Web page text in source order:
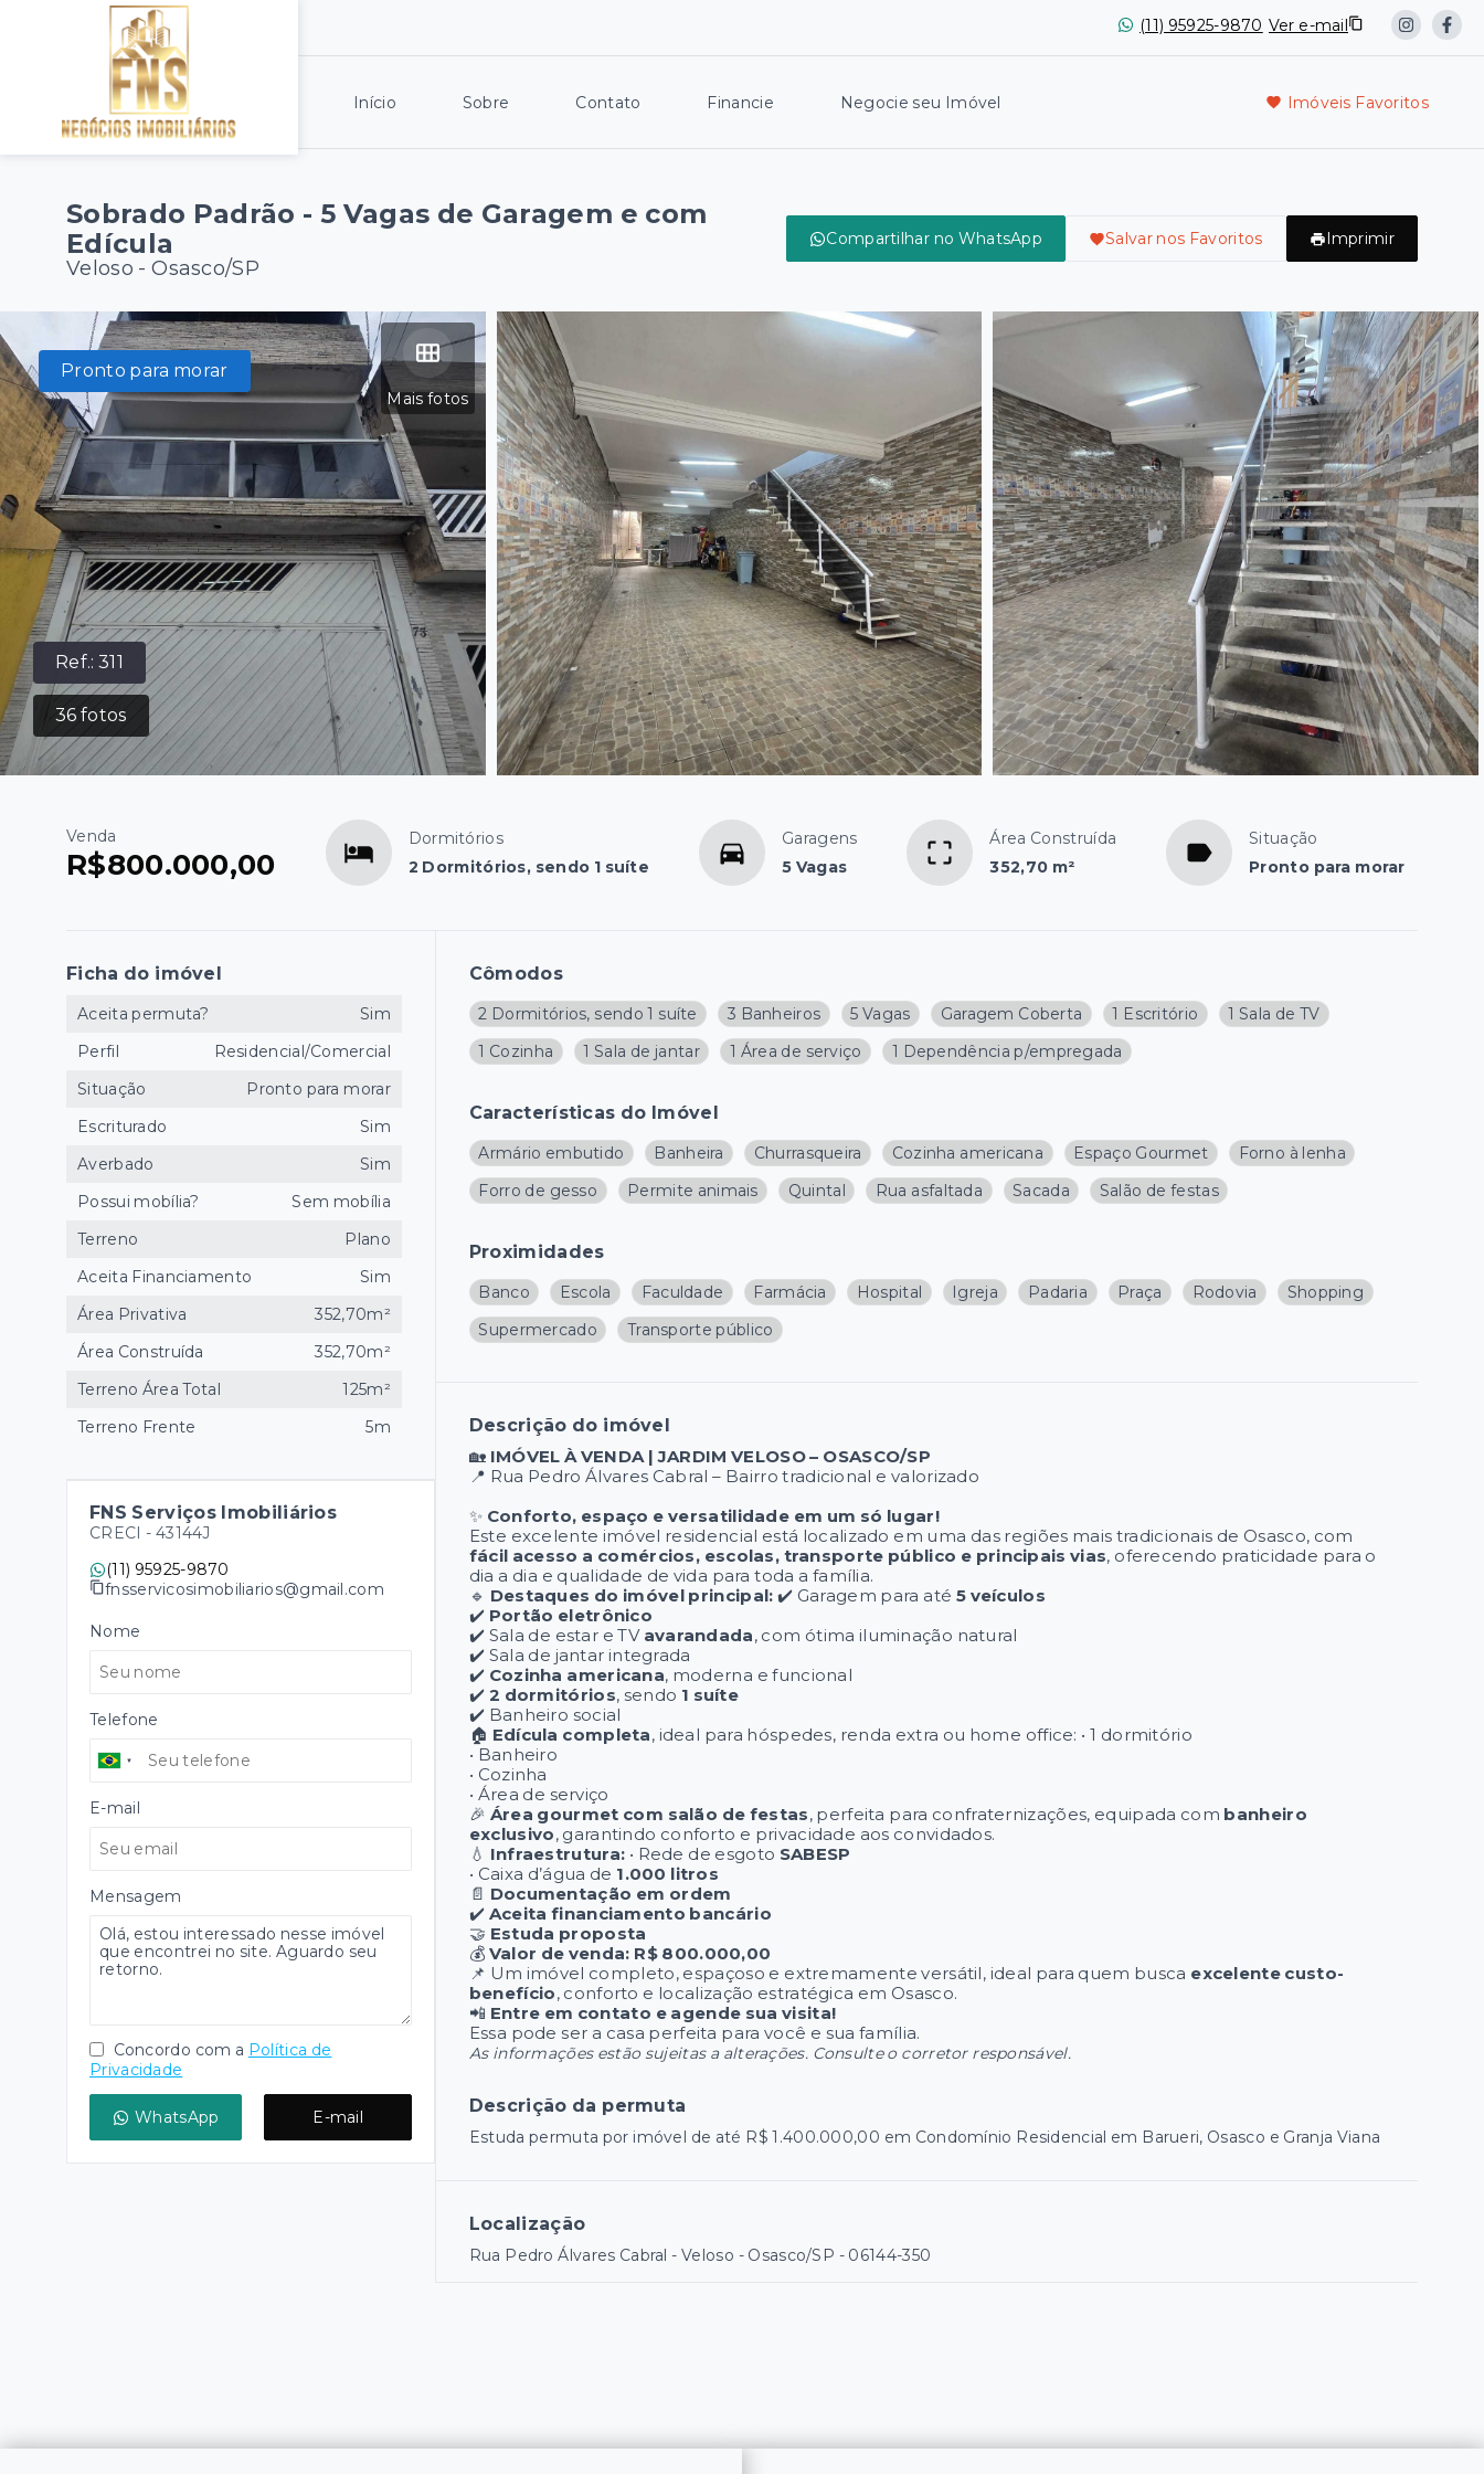
(11) 95925-9870 Ver e-mail
Início Sobre Contato Financie Negocie seu Imóvel Imóveis Favoritos
Sobrado Padrão - 5 Vagas de Garagem e com
Edícula
Veloso - Osasco/SP
Compartilhar no WhatsApp Salvar nos Favoritos Imprimir
Ref.:311
36 fotos
Mais fotos
Pronto para morar
Venda
R$800.000,00
Dormitórios
2 Dormitórios, sendo 1 suíte
Garagens
5 Vagas
Área Construída
352,70 m²
Situação
Pronto para morar
Cômodos
2 Dormitórios, sendo 1 suíte 3 Banheiros 5 Vagas Garagem Coberta 1 Escritório
1 Sala de TV
1 Cozinha
1 Sala de jantar 1 Área de serviço 1 Dependência p/empregada
Características do Imóvel
Armário embutido Banheira Churrasqueira Cozinha americana Espaço Gourmet
Forno à lenha
Forro de gesso
Permite animais Quintal Rua asfaltada Sacada Salão de festas
Proximidades
Banco Escola Faculdade Farmácia Hospital Igreja Padaria Praça Rodovia
Shopping
Supermercado
Transporte público
Descrição do imóvel
🏡 IMÓVEL À VENDA | JARDIM VELOSO – OSASCO/SP
📍 Rua Pedro Álvares Cabral – Bairro tradicional e valorizado
✨ Conforto, espaço e versatilidade em um só lugar!
Este excelente imóvel residencial está localizado em uma das regiões mais tradicionais de Osasco, com
fácil acesso a comércios, escolas, transporte público e principais vias, oferecendo praticidade para o
dia a dia e qualidade de vida para toda a família.
🔹 Destaques do imóvel principal: ✔️ Garagem para até 5 veículos
✔️ Portão eletrônico
✔️ Sala de estar e TV avarandada, com ótima iluminação natural
✔️ Sala de jantar integrada
✔️ Cozinha americana, moderna e funcional
✔️ 2 dormitórios, sendo 1 suíte
✔️ Banheiro social
🏠 Edícula completa, ideal para hóspedes, renda extra ou home office: • 1 dormitório
• Banheiro
• Cozinha
• Área de serviço
🎉 Área gourmet com salão de festas, perfeita para confraternizações, equipada com banheiro
exclusivo, garantindo conforto e privacidade aos convidados.
💧 Infraestrutura: • Rede de esgoto SABESP
• Caixa d’água de 1.000 litros
📄 Documentação em ordem
✔️ Aceita financiamento bancário
🤝 Estuda proposta
💰 Valor de venda: R$ 800.000,00
📌 Um imóvel completo, espaçoso e extremamente versátil, ideal para quem busca excelente custo-
benefício, conforto e localização estratégica em Osasco.
📲 Entre em contato e agende sua visita!
Essa pode ser a casa perfeita para você e sua família.
As informações estão sujeitas a alterações. Consulte o corretor responsável.
Descrição da permuta
Estuda permuta por imóvel de até R$ 1.400.000,00 em Condomínio Residencial em Barueri, Osasco e Granja Viana
Localização
Rua Pedro Álvares Cabral - Veloso - Osasco/SP - 06144-350
Ficha do imóvel
Aceita permuta?
Sim
Perfil
Residencial/Comercial
Situação
Pronto para morar
Escriturado
Sim
Averbado
Sim
Possui mobília?
Sem mobília
Terreno
Plano
Aceita Financiamento
Sim
Área Privativa
352,70m²
Área Construída
352,70m²
Terreno Área Total
125m²
Terreno Frente
5m
FNS Serviços Imobiliários
CRECI - 43144J
(11) 95925-9870
fnsservicosimobiliarios@gmail.com
Nome
Telefone
E-mail
Mensagem
Concordo com a Política de
Privacidade
WhatsApp E-mail